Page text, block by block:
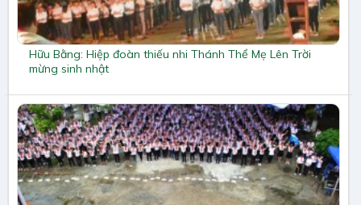
Hữu Bằng: Hiệp đoàn thiếu nhi Thánh Thể Mẹ Lên Trời
mừng sinh nhật